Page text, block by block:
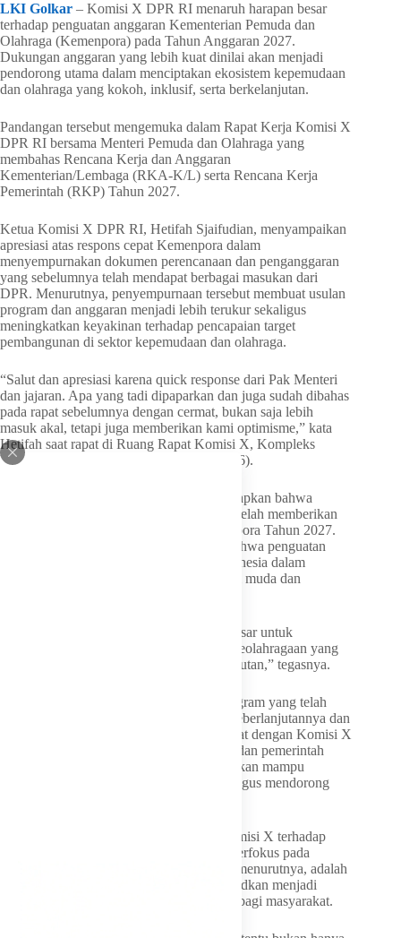
LKI Golkar – Komisi X DPR RI menaruh harapan besar
terhadap penguatan anggaran Kementerian Pemuda dan
Olahraga (Kemenpora) pada Tahun Anggaran 2027.
Dukungan anggaran yang lebih kuat dinilai akan menjadi
pendorong utama dalam menciptakan ekosistem kepemudaan
dan olahraga yang kokoh, inklusif, serta berkelanjutan.
Pandangan tersebut mengemuka dalam Rapat Kerja Komisi X
DPR RI bersama Menteri Pemuda dan Olahraga yang
membahas Rencana Kerja dan Anggaran
Kementerian/Lembaga (RKA-K/L) serta Rencana Kerja
Pemerintah (RKP) Tahun 2027.
Ketua Komisi X DPR RI, Hetifah Sjaifudian, menyampaikan
apresiasi atas respons cepat Kemenpora dalam
menyempurnakan dokumen perencanaan dan penganggaran
yang sebelumnya telah mendapat berbagai masukan dari
DPR. Menurutnya, penyempurnaan tersebut membuat usulan
program dan anggaran menjadi lebih terukur sekaligus
meningkatkan keyakinan terhadap pencapaian target
pembangunan di sektor kepemudaan dan olahraga.
“Salut dan apresiasi karena quick response dari Pak Menteri
dan jajaran. Apa yang tadi dipaparkan dan juga sudah dibahas
pada rapat sebelumnya dengan cermat, bukan saja lebih
masuk akal, tetapi juga memberikan kami optimisme,” kata
Hetifah saat rapat di Ruang Rapat Komisi X, Kompleks
Parlemen, Senayan, Jakarta, Senin (15/6/26).
Politisi Fraksi Partai Golkar itu mengungkapkan bahwa
seluruh fraksi di Komisi X pada dasarnya telah memberikan
persetujuan terhadap usulan RKA Kemenpora Tahun 2027.
Dukungan tersebut dilandasi keyakinan bahwa penguatan
anggaran akan memperbesar peluang Indonesia dalam
meningkatkan kualitas pembinaan generasi muda dan
“Indonesia akan memiliki peluang lebih besar untuk
membangun ekosistem kepemudaan dan keolahragaan yang
bukan saja lebih kuat, tetapi juga berkelanjutan,” tegasnya.
Lebih lanjut, Hetifah menilai berbagai program yang telah
dirancang Kemenpora perlu terus dijaga keberlanjutannya dan
disempurnakan melalui kolaborasi yang erat dengan Komisi X
DPR RI. Sinergi antara lembaga legislatif dan pemerintah
dinilai penting agar kebijakan yang dihasilkan mampu
menjawab kebutuhan generasi muda sekaligus mendorong
Ia juga menekankan bahwa dukungan Komisi X terhadap
anggaran Kemenpora tidak semata-mata berfokus pada
besaran alokasi dana. Yang lebih penting, menurutnya, adalah
bagaimana anggaran tersebut dapat diwujudkan menjadi
program yang memberikan dampak nyata bagi masyarakat.